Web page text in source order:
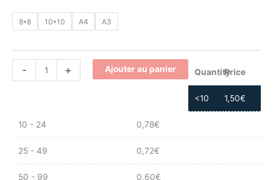
8*8 10*10 A4 A3
- + Ajouter au panier QuantityPrice
<10 1,50€
10 - 24 0,78€
25 - 49 0,72€
50 - 99 0,60€